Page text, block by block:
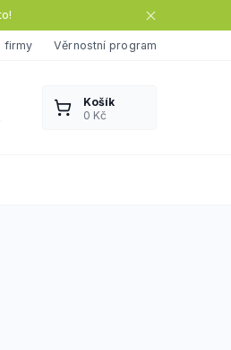
firmy Věrnostní program